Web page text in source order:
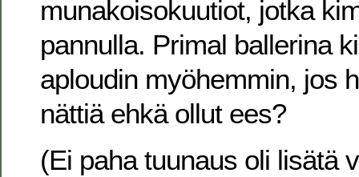
munakoisokuutiot, jotka
pannulla. Primal ballerina
aploudin myöhemmin, jos
nättiä ehkä ollut ees?
(Ei paha tuunaus oli lisätä